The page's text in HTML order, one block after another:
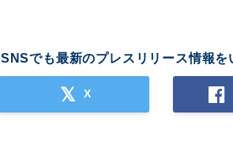
SNSでも最新のプレスリリース情報を
X